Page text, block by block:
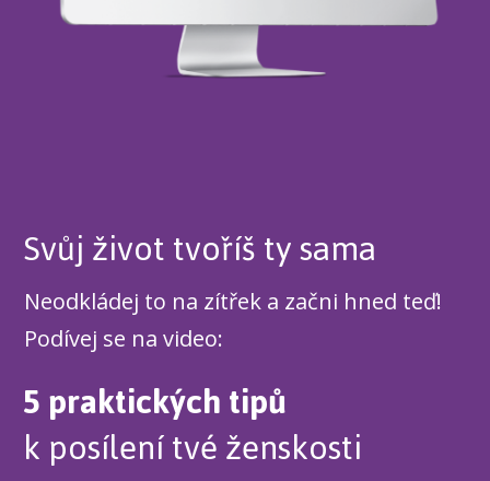
Svůj život tvoříš ty sama
Neodkládej to na zítřek a začni hned teď!
Podívej se na video:
5 praktických tipů
k posílení tvé ženskosti